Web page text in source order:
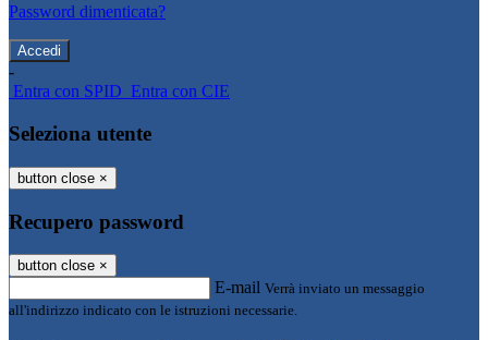
Password dimenticata?
-
Entra con SPID Entra con CIE
Seleziona utente
button close ×
Recupero password
button close ×
E-mail Verrà inviato un messaggio
all'indirizzo indicato con le istruzioni necessarie.